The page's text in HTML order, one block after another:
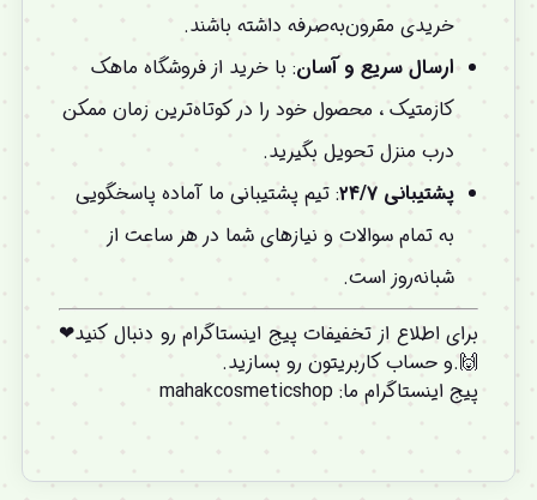
خریدی مقرون‌به‌صرفه داشته باشند.
ارسال سریع و آسان: با خرید از فروشگاه ماهک
کازمتیک ، محصول خود را در کوتاه‌ترین زمان ممکن
درب منزل تحویل بگیرید.
پشتیبانی ۲۴/۷
: تیم پشتیبانی ما آماده پاسخگویی
به تمام سوالات و نیازهای شما در هر ساعت از
شبانه‌روز است.
برای اطلاع از تخفیفات پیج اینستاگرام رو دنبال کنید❤
🙌.و حساب کاربریتونرو بسازید.
پیج اینستاگرام ما:
mahakcosmeticshop